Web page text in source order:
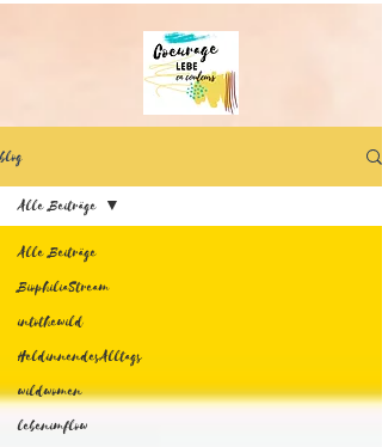
blog
Alle Beiträge
BiophiliaStream
intothewild
HeldinnendesAlltags
wildwomen
lebenimflow
Alle Beiträge